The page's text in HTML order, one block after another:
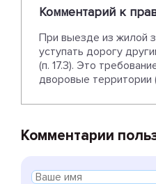
Комментарий к
При выезде из жилой
уступать дорогу
(п. 17.3). Это
дворовые территории
Комментарии